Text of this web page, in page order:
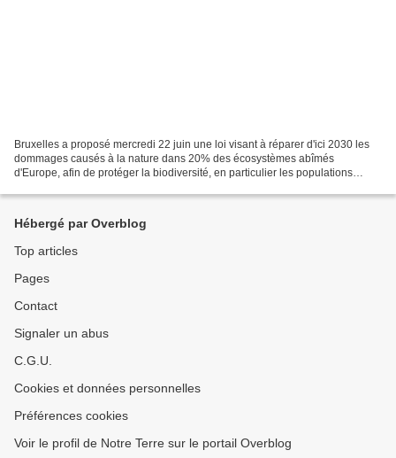
Bruxelles a proposé mercredi 22 juin une loi visant à réparer d'ici 2030 les
dommages causés à la nature dans 20% des écosystèmes abîmés
d'Europe, afin de protéger la biodiversité, en particulier les populations
Hébergé par Overblog
Top articles
Pages
Contact
Signaler un abus
C.G.U.
Cookies et données personnelles
Préférences cookies
Voir le profil de Notre Terre sur le portail Overblog